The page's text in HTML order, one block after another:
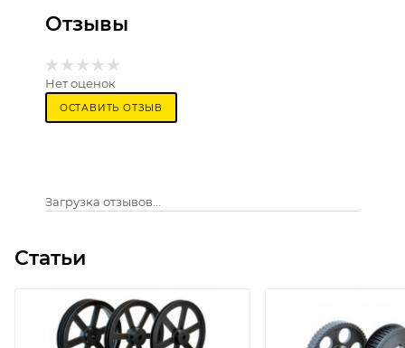
Отзывы
Нет оценок
ОСТАВИТЬ ОТЗЫВ
Загрузка отзывов...
Статьи